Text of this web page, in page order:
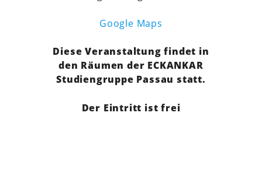
Google Maps
Diese Veranstaltung findet in
den Räumen der ECKANKAR
Studiengruppe Passau statt.
Der Eintritt ist frei